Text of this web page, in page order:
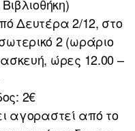
Δευτέρα 2/12, στο
2 (ωράριο
ώρες 12.00 –
2€
αγοραστεί από το